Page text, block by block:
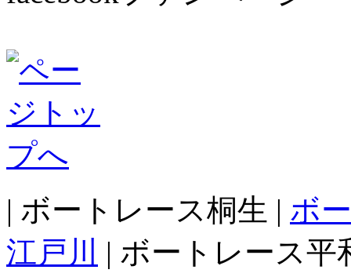
| ボートレース桐生 | ボ
江戸川
| ボートレース平